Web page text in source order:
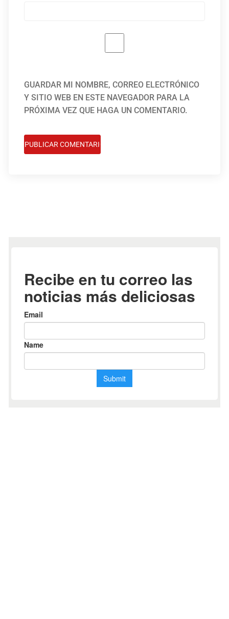
GUARDAR MI NOMBRE, CORREO ELECTRÓNICO
Y SITIO WEB EN ESTE NAVEGADOR PARA LA
PRÓXIMA VEZ QUE HAGA UN COMENTARIO.